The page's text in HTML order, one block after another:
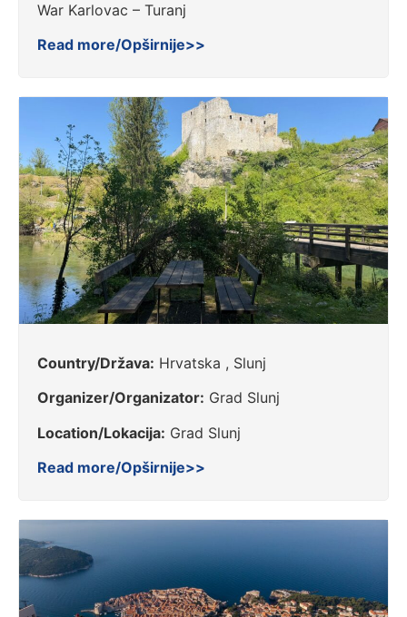
War Karlovac – Turanj
Read more/Opširnije>>
Country/Država: Hrvatska , Slunj
Organizer/Organizator: Grad Slunj
Location/Lokacija: Grad Slunj
Read more/Opširnije>>